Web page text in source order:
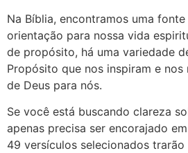
Na Bíblia, encontramos uma
orientação para nossa vida
de propósito, há uma variedade
Propósito que nos inspiram e
de Deus para nós.
Se você está buscando clareza
apenas precisa ser encorajado
49 versículos selecionados